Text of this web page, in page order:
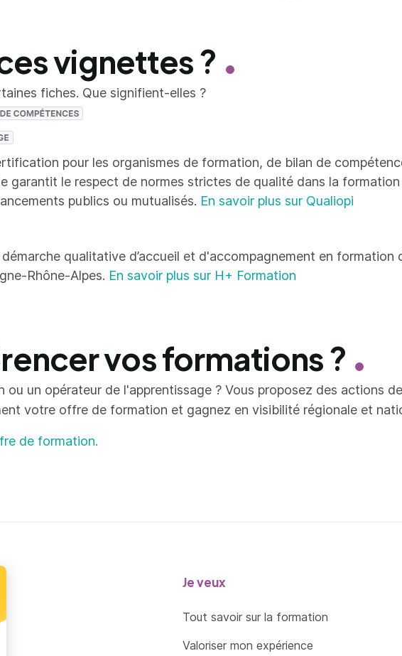
vignettes ?
fiches. Que signifient-elles ?
pour les organismes de formation, de bilan de
garantit le respect de normes strictes de qualité dans la
publics ou mutualisés. En savoir plus sur Qualiopi
qualitative d’accueil et d'accompagnement en formation
Rhône-Alpes. En savoir plus sur H+ Formation
vos formations ?
ou un opérateur de l'apprentissage ? Vous proposez des actions
votre offre de formation et gagnez en visibilité régionale et
de formation.
Je veux
Tout savoir sur la formation
Valoriser mon expérience